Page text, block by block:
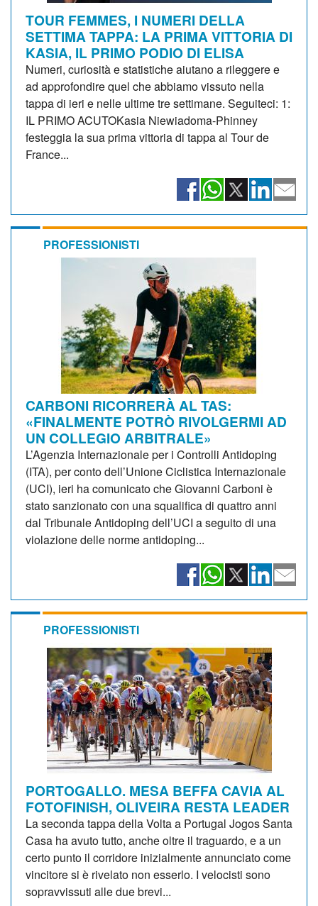
TOUR FEMMES, I NUMERI DELLA
SETTIMA TAPPA: LA PRIMA VITTORIA DI
KASIA, IL PRIMO PODIO DI ELISA
Numeri, curiosità e statistiche aiutano a rileggere e
ad approfondire quel che abbiamo vissuto nella
tappa di ieri e nelle ultime tre settimane. Seguiteci: 1:
IL PRIMO ACUTOKasia Niewiadoma-Phinney
festeggia la sua prima vittoria di tappa al Tour de
France...
PROFESSIONISTI
CARBONI RICORRERÀ AL TAS:
«FINALMENTE POTRÒ RIVOLGERMI AD
UN COLLEGIO ARBITRALE»
L’Agenzia Internazionale per i Controlli Antidoping
(ITA), per conto dell’Unione Ciclistica Internazionale
(UCI), ieri ha comunicato che Giovanni Carboni è
stato sanzionato con una squalifica di quattro anni
dal Tribunale Antidoping dell’UCI a seguito di una
violazione delle norme antidoping...
PROFESSIONISTI
PORTOGALLO. MESA BEFFA CAVIA AL
FOTOFINISH, OLIVEIRA RESTA LEADER
La seconda tappa della Volta a Portugal Jogos Santa
Casa ha avuto tutto, anche oltre il traguardo, e a un
certo punto il corridore inizialmente annunciato come
vincitore si è rivelato non esserlo. I velocisti sono
sopravvissuti alle due brevi...